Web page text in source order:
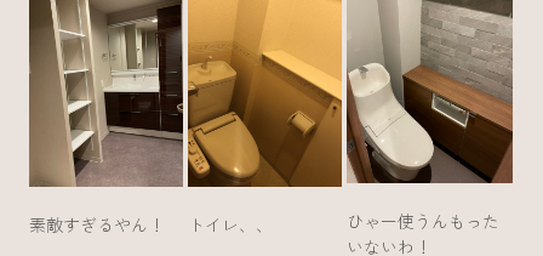
素敵すぎるやん！ トイレ、、
ひゃー使うんもった
いないわ！